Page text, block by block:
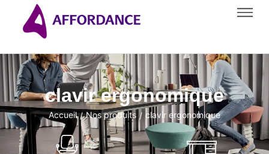
clavir ergonomique
Accueil / Nos produits / clavir ergonomique